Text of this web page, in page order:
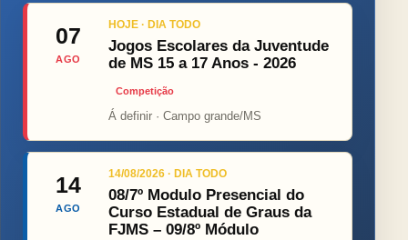
07
AGO
HOJE · DIA TODO
Jogos Escolares da Juventude
de MS 15 a 17 Anos - 2026
Competição
Á definir · Campo grande/MS
14
AGO
14/08/2026 · DIA TODO
08/7º Modulo Presencial do
Curso Estadual de Graus da
FJMS – 09/8º Módulo